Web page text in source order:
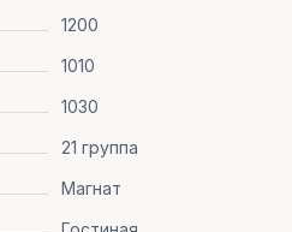
1200
1010
1030
21 группа
Магнат